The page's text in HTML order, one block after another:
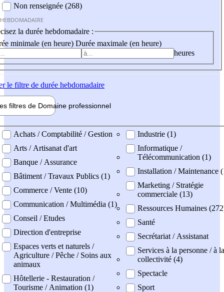
Non renseignée (268)
la durée hebdomadaire :
minimale (en heure) Durée maximale (en heure)
heures
le filtre de durée hebdomadaire
filtres de Domaine professionnel
professionel
Achats / Comptabilité / Gestion
Arts / Artisanat d'art
Banque / Assurance
Bâtiment / Travaux Publics (1)
Commerce / Vente (10)
Communication / Multimédia (1)
Conseil / Etudes
Direction d'entreprise
Espaces verts et naturels /
Agriculture / Pêche / Soins aux
animaux
Hôtellerie - Restauration /
Tourisme / Animation (1)
Industrie (1)
Informatique /
Télécommunication (1)
Installation / Maintenance
Marketing / Stratégie
commerciale (13)
Ressources Humaines
Santé
Secrétariat / Assistanat
Services à la personne / à la
collectivité (4)
Spectacle
Sport